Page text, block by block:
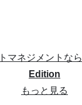
マネジメントなら
Edition
もっと見る